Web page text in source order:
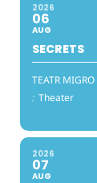
2026
06
AUG
SECRETS
TEATR MIGRO
: Theater
2026
07
AUG